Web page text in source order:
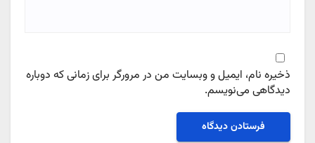
ذخیره نام، ایمیل و وبسایت من در مرورگر برای زمانی که دوباره
دیدگاهی می‌نویسم.